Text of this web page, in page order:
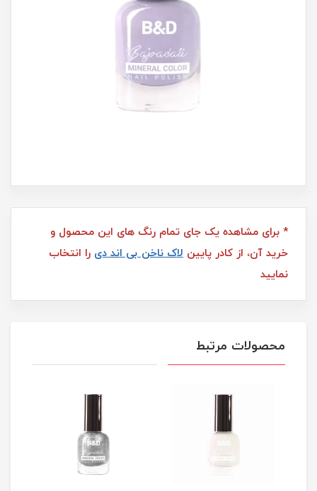
* برای مشاهده یک جای تمام رنگ های این محصول و
خرید آن، از کادر پایین لاک ناخن بی اند دی را انتخاب
نمایید
محصولات مرتبط